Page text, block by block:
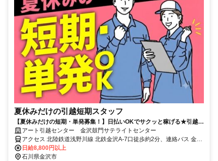
夏休みだけの引越短期スタッフ
【夏休みだけの短期・単発募集！】日払いOKでサクッと稼げる★引越バ
イトが初めてでも大歓迎！
アート引越センター 金沢鼓門サテライトセンター
アクセス 北陸鉄道浅野川線 北鉄金沢A-7口徒歩約2分、連絡バス 金沢
徒歩約2分、ＩＲいしかわ鉄道線/ハピラインふくい 金沢兼六園口(東
口)徒歩約4分 北鉄金沢駅より徒歩2分
日給8,800円以上
石川県金沢市